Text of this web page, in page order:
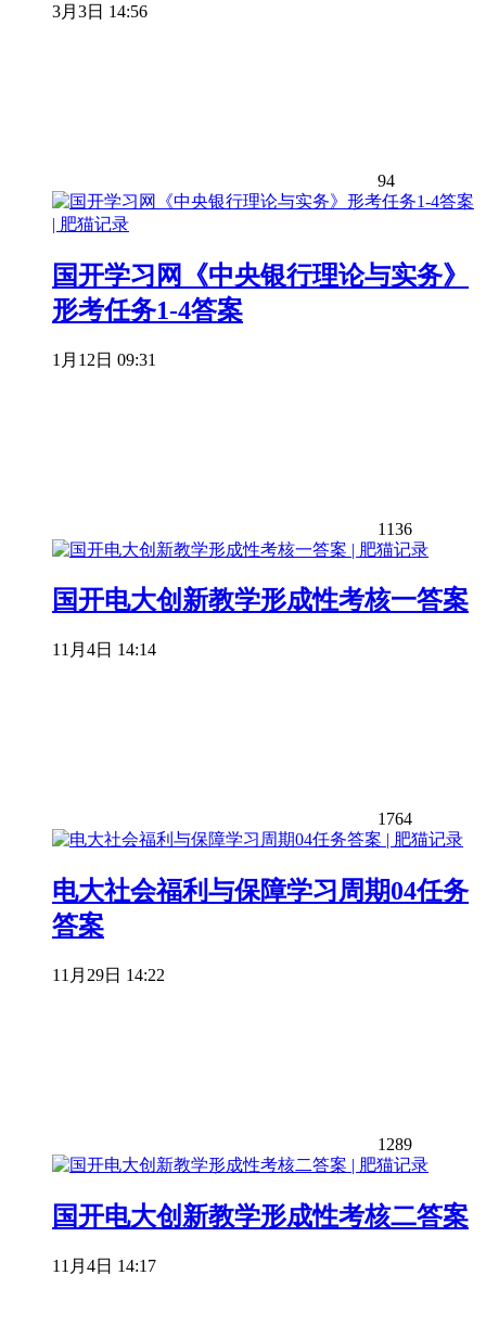
3月3日 14:56
94
国开学习网《中央银行理论与实务》
形考任务1-4答案
1月12日 09:31
1136
国开电大创新教学形成性考核一答案
11月4日 14:14
1764
电大社会福利与保障学习周期04任务
答案
11月29日 14:22
1289
国开电大创新教学形成性考核二答案
11月4日 14:17